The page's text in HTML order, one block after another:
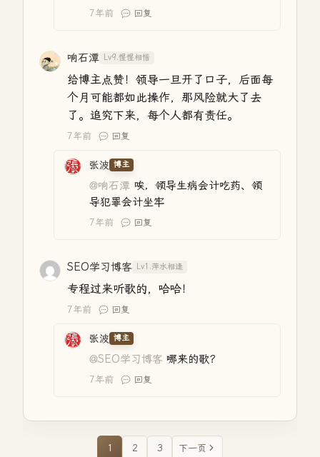
7年前 回复
响石潭 Lv9.惺惺相惜
给博主点赞！领导一旦开了口子，后面每
个月可能都如此操作，那风险就大了去
了。追究下来，每个人都有责任。
7年前 回复
张波 博主
@响石潭 唉，领导生病会计吃药、领
导犯罪会计坐牢
7年前 回复
SEO学习博客 Lv1.萍水相逢
专程过来听歌的，哈哈！
7年前 回复
张波 博主
@SEO学习博客 哪来的歌？
7年前 回复
1 2 3 下一页